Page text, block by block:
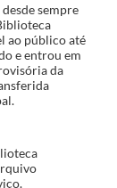
sempre
ao público até
e entrou em
da